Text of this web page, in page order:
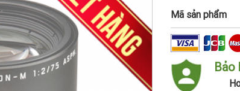
Mã sản phẩm
Bảo